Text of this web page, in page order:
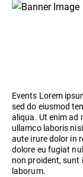
Events Lorem
sed do eiusmod
aliqua. Ut enim ad
ullamco laboris
aute irure dolor in
dolore eu fugiat
non proident, sunt
laborum.